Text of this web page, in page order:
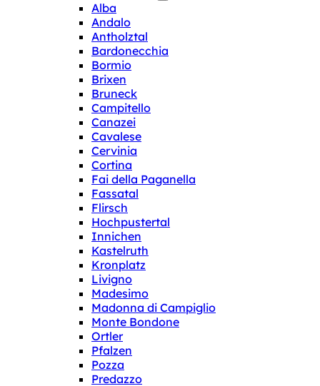
Alba
Andalo
Antholztal
Bardonecchia
Bormio
Brixen
Bruneck
Campitello
Canazei
Cavalese
Cervinia
Cortina
Fai della Paganella
Fassatal
Flirsch
Hochpustertal
Innichen
Kastelruth
Kronplatz
Livigno
Madesimo
Madonna di Campiglio
Monte Bondone
Ortler
Pfalzen
Pozza
Predazzo